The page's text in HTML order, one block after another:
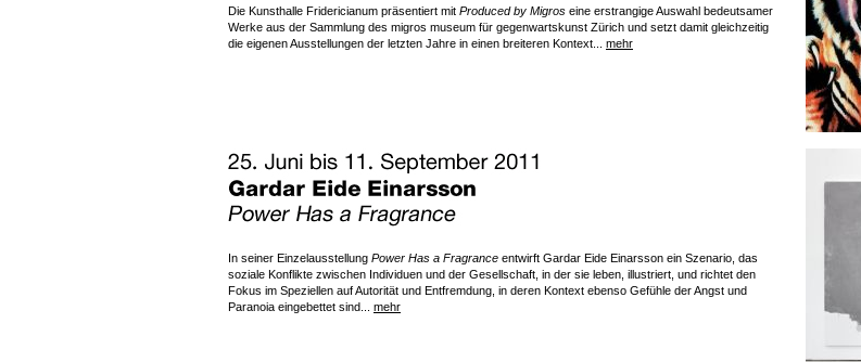
Die Kunsthalle Fridericianum präsentiert mit Produced by Migros eine erstrangige Auswahl bedeutsamer
Werke aus der Sammlung des migros museum für gegenwartskunst Zürich und setzt damit gleichzeitig
die eigenen Ausstellungen der letzten Jahre in einen breiteren Kontext... mehr
In seiner Einzelausstellung Power Has a Fragrance entwirft Gardar Eide Einarsson ein Szenario, das
soziale Konflikte zwischen Individuen und der Gesellschaft, in der sie leben, illustriert, und richtet den
Fokus im Speziellen auf Autorität und Entfremdung, in deren Kontext ebenso Gefühle der Angst und
Paranoia eingebettet sind... mehr